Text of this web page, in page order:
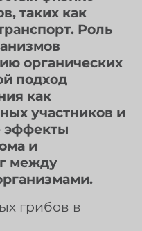
таких как
Роль
органических
подход
как
участников и
эффекты
и
между